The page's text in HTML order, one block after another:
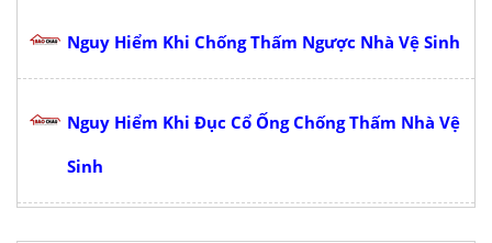
Nguy Hiểm Khi Chống Thấm Ngược Nhà Vệ Sinh
Nguy Hiểm Khi Đục Cổ Ống Chống Thấm Nhà Vệ
Sinh